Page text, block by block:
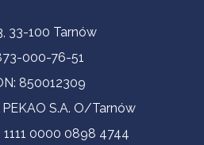
33-100 Tarnów
000-76-51
850012309
S.A. O/Tarnów
1111 0000 0898 4744